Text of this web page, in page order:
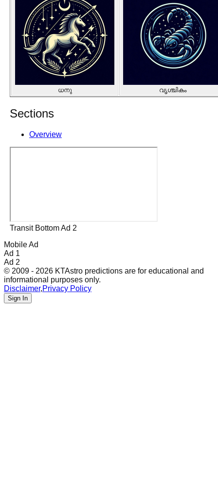
ധനു വൃശ്ചികം
Sections
Overview
Transit Bottom Ad 2
Mobile Ad
Ad 1
Ad 2
© 2009 - 2026 KTAstro predictions are for educational and
informational purposes only.
Disclaimer,Privacy Policy
Sign In